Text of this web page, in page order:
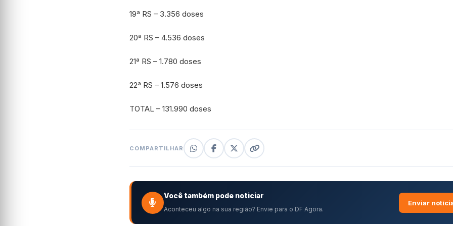
19ª RS – 3.356 doses
20ª RS – 4.536 doses
21ª RS – 1.780 doses
22ª RS – 1.576 doses
TOTAL – 131.990 doses
COMPARTILHAR
Você também pode noticiar
Aconteceu algo na sua região? Envie para o DF Agora.
Enviar